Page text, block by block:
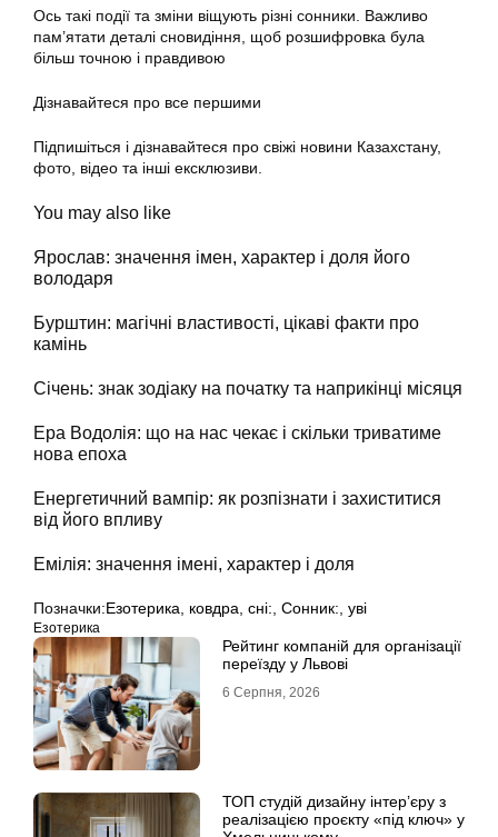
Ось такі події та зміни віщують різні сонники. Важливо
пам’ятати деталі сновидіння, щоб розшифровка була
більш точною і правдивою
Дізнавайтеся про все першими
Підпишіться і дізнавайтеся про свіжі новини Казахстану,
фото, відео та інші ексклюзиви.
You may also like
Ярослав: значення імен, характер і доля його
володаря
Бурштин: магічні властивості, цікаві факти про
камінь
Січень: знак зодіаку на початку та наприкінці місяця
Ера Водолія: що на нас чекає і скільки триватиме
нова епоха
Енергетичний вампір: як розпізнати і захиститися
від його впливу
Емілія: значення імені, характер і доля
Позначки:Езотерика, ковдра, сні:, Сонник:, уві
Езотерика
Рейтинг компаній для організації
переїзду у Львові
6 Серпня, 2026
ТОП студій дизайну інтер’єру з
реалізацією проєкту «під ключ» у